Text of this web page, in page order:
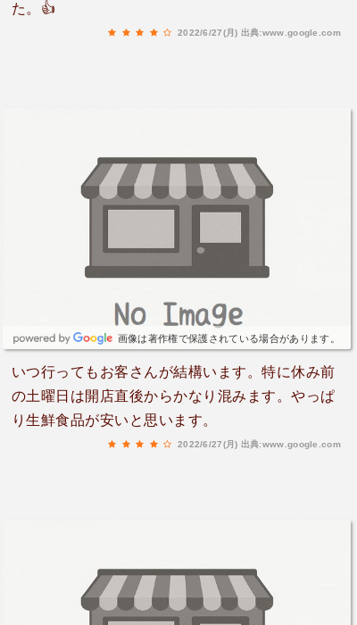
た。👍
2022/6/27(月) 出典:www.google.com
画像は著作権で保護されている場合があります。
いつ行ってもお客さんが結構います。特に休み前
の土曜日は開店直後からかなり混みます。やっぱ
り生鮮食品が安いと思います。
2022/6/27(月) 出典:www.google.com